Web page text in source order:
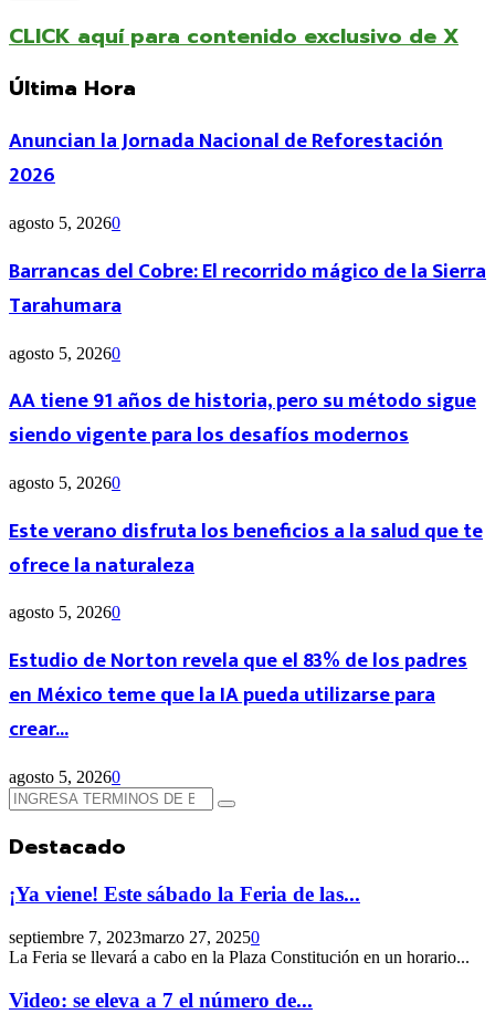
CLICK aquí para contenido exclusivo de X
Última Hora
Anuncian la Jornada Nacional de Reforestación
2026
agosto 5, 20260
Barrancas del Cobre: El recorrido mágico de la Sierra
Tarahumara
agosto 5, 20260
AA tiene 91 años de historia, pero su método sigue
siendo vigente para los desafíos modernos
agosto 5, 20260
Este verano disfruta los beneficios a la salud que te
ofrece la naturaleza
agosto 5, 20260
Estudio de Norton revela que el 83% de los padres
en México teme que la IA pueda utilizarse para
crear...
agosto 5, 20260
Búsqueda
de:
Búsqueda
Destacado
¡Ya viene! Este sábado la Feria de las...
septiembre 7, 2023marzo 27, 20250
La Feria se llevará a cabo en la Plaza Constitución en un horario...
Video: se eleva a 7 el número de...